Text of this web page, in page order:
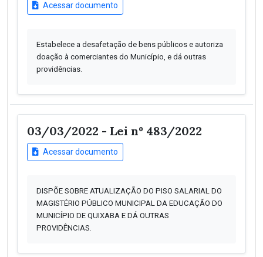
Acessar documento
Estabelece a desafetação de bens públicos e autoriza
doação à comerciantes do Município, e dá outras
providências.
03/03/2022 - Lei nº 483/2022
Acessar documento
DISPÕE SOBRE ATUALIZAÇÃO DO PISO SALARIAL DO
MAGISTÉRIO PÚBLICO MUNICIPAL DA EDUCAÇÃO DO
MUNICÍPIO DE QUIXABA E DÁ OUTRAS
PROVIDÊNCIAS.